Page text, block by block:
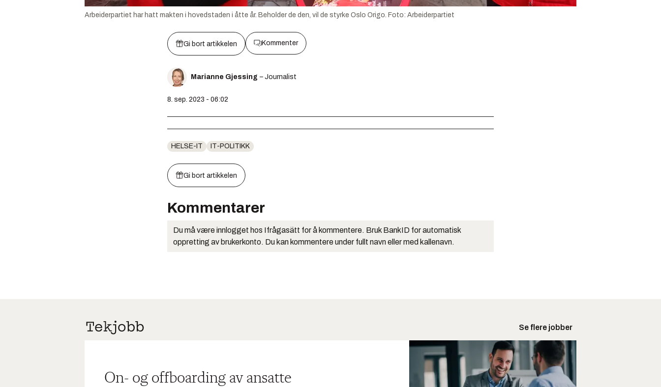
Arbeiderpartiet har hatt makten i hovedstaden i åtte år. Beholder de den, vil de styrke Oslo Origo. Foto: Arbeiderpartiet
Gi bort artikkelen Kommenter
Marianne Gjessing – Journalist
8. sep. 2023 - 06:02
HELSE-IT IT-POLITIKK
Gi bort artikkelen
Kommentarer
Du må være innlogget hos Ifrågasätt for å kommentere. Bruk BankID for automatisk
oppretting av brukerkonto. Du kan kommentere under fullt navn eller med kallenavn.
Se flere jobber
On- og offboarding av ansatte